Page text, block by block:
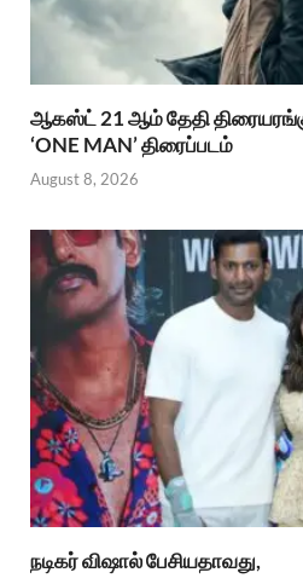
ஆகஸ்ட் 21 ஆம் தேதி
‘ONE MAN’ திரைப்படம்
August 8, 2026
நடிகர் விஷால் பேசியதாவது,